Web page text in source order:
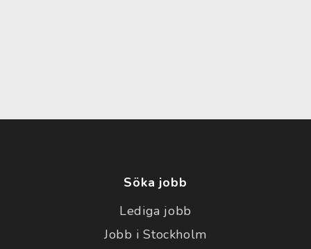
Söka jobb
Lediga jobb
Jobb i Stockholm